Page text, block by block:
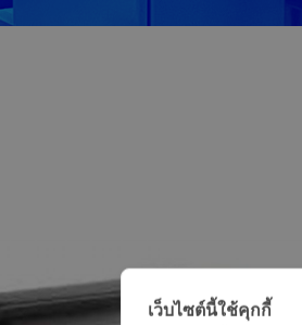
เว็บไซต์นี้ใช้คุกกี้